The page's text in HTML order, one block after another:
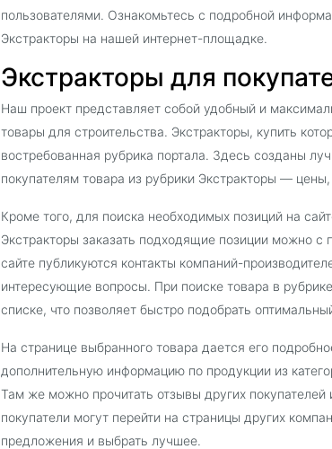
пользователями. Ознакомьтесь с подробной
Экстракторы на нашей интернет-площадке.
Экстракторы для
Наш проект представляет собой удобный и
товары для строительства. Экстракторы, купить
востребованная рубрика портала. Здесь созданы
покупателям товара из рубрики Экстракторы —
Кроме того, для поиска необходимых позиций на
Экстракторы заказать подходящие позиции можно
сайте публикуются контакты компаний-
интересующие вопросы. При поиске товара в
списке, что позволяет быстро подобрать
На странице выбранного товара дается его
дополнительную информацию по продукции из
Там же можно прочитать отзывы других
покупатели могут перейти на страницы других
предложения и выбрать лучшее.